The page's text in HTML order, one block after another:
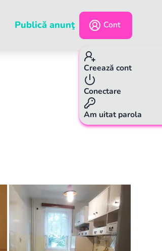
Publică anunţ Cont
Creează cont
Conectare
Am uitat parola